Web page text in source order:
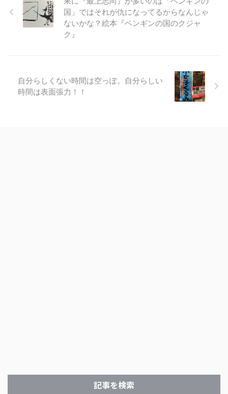
国」ではそれが仇になってるからなんじゃ
ないかな？絵本『ペンギンの国のクジャ
ク』
自分らしくない時間は空っぽ。自分らしい
時間は表面張力！！
記事を検索